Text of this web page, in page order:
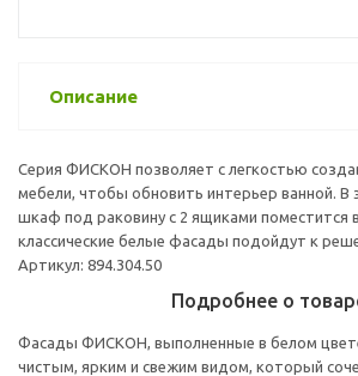
Описание
Серия ФИСКОН позволяет с легкостью
мебели, чтобы обновить интерьер ванной. В
шкаф под раковину с 2 ящиками поместится
классические белые фасады подойдут к
Артикул: 894.304.50
Подробнее о
Фасады ФИСКОН, выполненные в белом
чистым, ярким и свежим видом, который